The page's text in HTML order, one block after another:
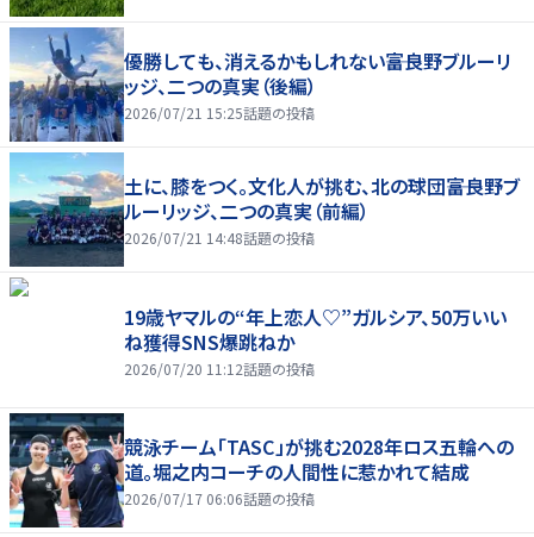
優勝しても、消えるかもしれない――富良野ブルーリ
ッジ、二つの真実（後編）
2026/07/21 15:25話題の投稿
土に、膝をつく。文化人が挑む、北の球団――富良野ブ
ルーリッジ、二つの真実（前編）
2026/07/21 14:48話題の投稿
19歳ヤマルの“年上恋人♡”ガルシア、50万いい
ね獲得SNS爆跳ねか
2026/07/20 11:12話題の投稿
競泳チーム「TASC」が挑む2028年ロス五輪への
道。堀之内コーチの人間性に惹かれて結成
2026/07/17 06:06話題の投稿